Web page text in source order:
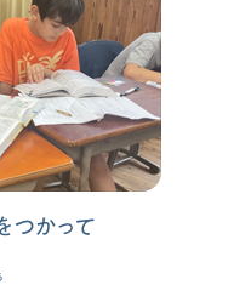
かって